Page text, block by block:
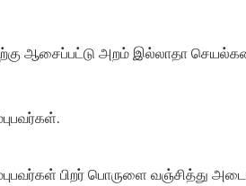
ஆசைப்பட்டு அறம் இல்லாதா
பிறர் பொருளை வஞ்சித்து